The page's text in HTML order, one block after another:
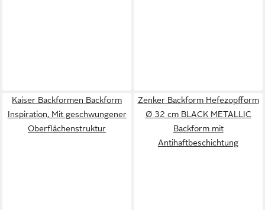
Kaiser Backformen Backform
Inspiration, Mit geschwungener
Oberflächenstruktur
Zenker Backform Hefezopfform
Ø 32 cm BLACK METALLIC
Backform mit
Antihaftbeschichtung